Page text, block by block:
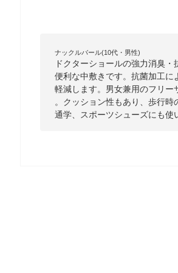
ナックルバール(10代・男性)
ドクターショールの強力消臭
便利な中敷きです。抗菌加工
軽減します。男女兼用のフリ
。クッション性もあり、歩行
通学、スポーツシューズにも